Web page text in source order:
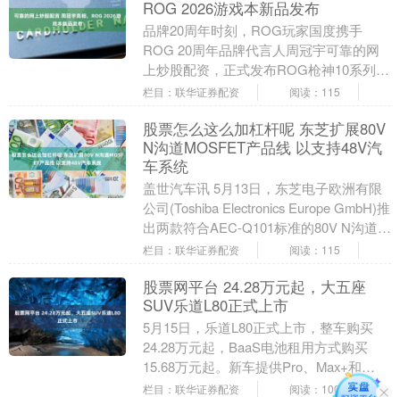
ROG 2026游戏本新品发布
品牌20周年时刻，ROG玩家国度携手
ROG 20周年品牌代言人周冠宇可靠的网
上炒股配资，正式发布ROG枪神10系列、
ROG枪神10超竞版系列、魔霸10系列游戏
栏目：联华证券配资 阅读：115
股票怎么这么加杠杆呢 东芝扩展80V
N沟道MOSFET产品线 以支持48V汽
车系统
盖世汽车讯 5月13日，东芝电子欧洲有限
公司(Toshiba Electronics Europe GmbH)推
出两款符合AEC-Q101标准的80V N沟道
M....
栏目：联华证券配资 阅读：115
股票网平台 24.28万元起，大五座
SUV乐道L80正式上市
5月15日，乐道L80正式上市，整车购买
24.28万元起，BaaS电池租用方式购买
15.68万元起。新车提供Pro、Max+和
Ultra+三个版型，Orin-X....
栏目：联华证券配资 阅读：100